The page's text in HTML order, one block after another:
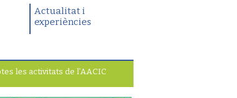
Actualitat i
experiències
les activitats de l’AACIC